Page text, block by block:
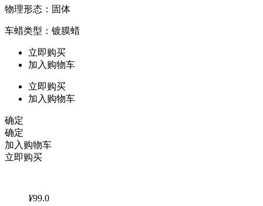
物理形态：固体
车蜡类型：镀膜蜡
立即购买
加入购物车
立即购买
加入购物车
确定
确定
加入购物车
立即购买
¥99.0